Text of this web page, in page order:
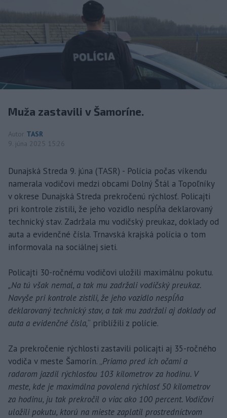
Muža zastavili v Šamoríne.
Autor TASR
9. júna 2025 15:26
Dunajská Streda 9. júna (TASR) - Polícia počas víkendu
namerala vodičovi medzi obcami Dolný Štál a Topoľníky
v okrese Dunajská Streda prekročenú rýchlosť. Policajti
pri kontrole zistili, že jeho vozidlo nespĺňa deklarovaný
technický stav. Zadržala mu vodičský preukaz, doklady od
auta a evidenčné čísla. Trnavská krajská polícia o tom
informovala na sociálnej sieti.
Policajti 30-ročnému vodičovi uložili maximálnu pokutu.
„Na tú však nemal, a tak mu zadržali vodičský preukaz.
Navyše pri kontrole zistili, že jeho vozidlo nespĺňa
deklarovaný technický stav, a tak mu zadržali aj doklady od
auta a evidenčné čísla,“ priblížili z polície.
Za prekročenie rýchlosti zastavili policajti aj 35-ročného
vodiča v meste Šamorín. „Priamo pred ich očami a
radarom jazdil rýchlosťou 103 kilometrov za hodinu. V
meste, kde je maximálna povolená rýchlosť 50 kilometrov
za hodinu, ju tak prekročil o viac ako 100 percent. Vodičovi
uložili pokutu, ktorú na mieste zaplatil prostredníctvom